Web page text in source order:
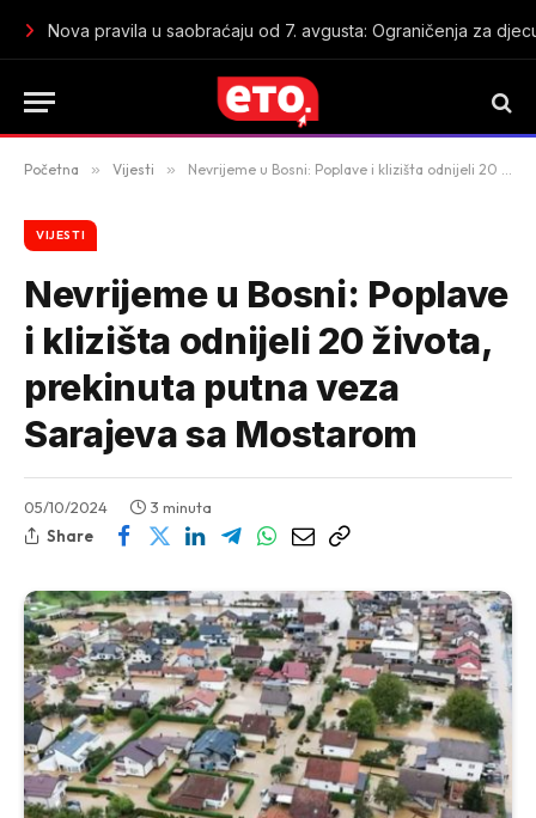
Nova pravila u saobraćaju od 7. avgusta: Ograničenja za
Početna » Vijesti » Nevrijeme u Bosni: Poplave i klizišta odnijeli 20 života, prekinuta putna veza Sarajeva sa Mostarom
VIJESTI
Nevrijeme u Bosni: Poplave
i klizišta odnijeli 20 života,
prekinuta putna veza
Sarajeva sa Mostarom
05/10/2024
3 minuta
Share